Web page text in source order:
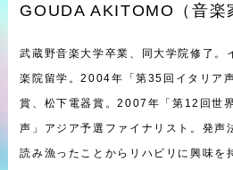
GOUDA AKITOMO（音楽
武蔵野音楽大学卒業、同大学院修了。
楽院留学。2004年「第35回イタリア
賞、松下電器賞。2007年「第12回世
声」アジア予選ファイナリスト。発声
読み漁ったことからリハビリに興味を